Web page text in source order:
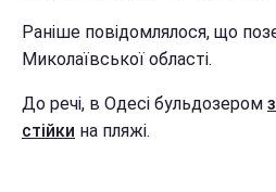
Раніше повідомлялося, що
Миколаївської області.
До речі, в Одесі бульдозером
стійки на пляжі.